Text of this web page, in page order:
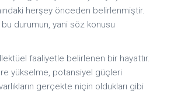
herşey önceden belirlenmiştir.
durumun, yani söz konusu
faaliyetle belirlenen bir hayattır.
yükselme, potansiyel güçleri
gerçekte niçin oldukları gibi